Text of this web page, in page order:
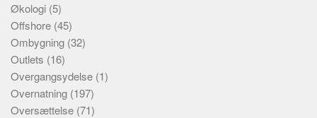
Økologi (5)
Offshore (45)
Ombygning (32)
Outlets (16)
Overgangsydelse (1)
Overnatning (197)
Oversættelse (71)